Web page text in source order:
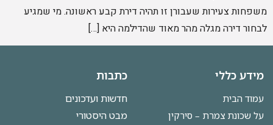
משפחות צעירות שעבורן זו תהיה דירת קבע ראשונה. מי שמגיע
לבחור דירה מגלה מהר מאוד שהדילמה היא […]
מידע כללי
עמוד הבית
על שכונת צמרת – סירקין
כתבות
חדשות ועדכונים
מבט היסטורי